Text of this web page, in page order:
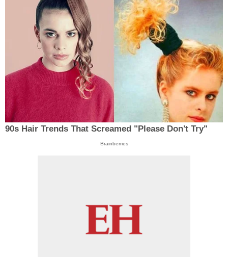
90s Hair Trends That Screamed "Please Don't Try"
Brainberries